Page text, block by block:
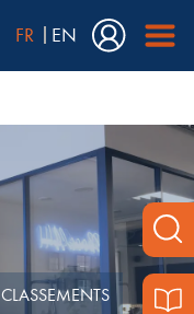
FR EN
CLASSEMENTS